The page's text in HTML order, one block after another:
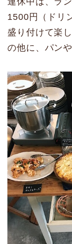
1500円（ドリ
盛り付けて楽
の他に、パン